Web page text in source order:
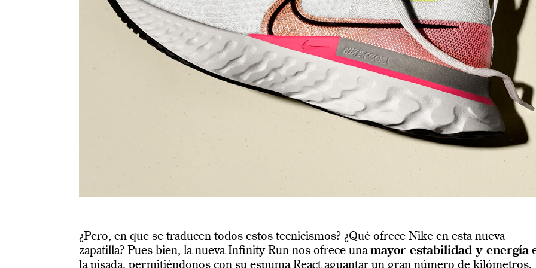
¿Pero, en que se traducen todos estos tecnicismos? ¿Qué ofrece Nike en esta nueva
zapatilla? Pues bien, la nueva Infinity Run nos ofrece una mayor estabilidad y energía
la pisada, permitiéndonos con su espuma React aguantar un gran número de kilómetros.